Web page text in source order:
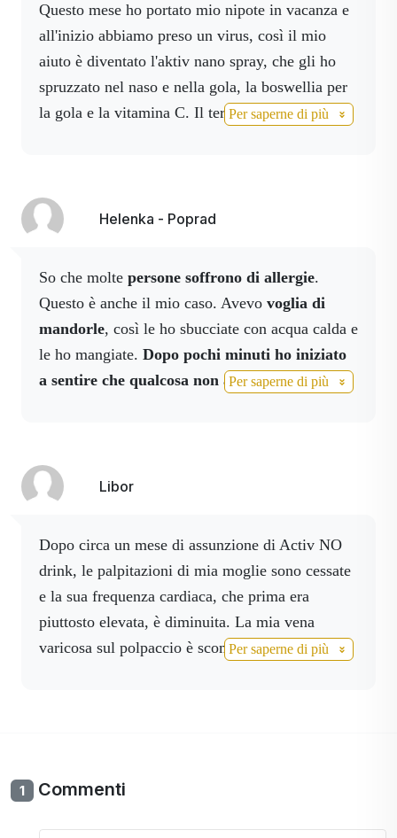
Questo mese ho portato mio nipote in vacanza e
all'inizio abbiamo preso un virus, così il mio
aiuto è diventato l'aktiv nano spray, che gli ho
spruzzato nel naso e nella gola, la boswellia per
la gola e la vitamina C. Il terzo giorno il mio
bastasse, il nostro piccolo si è rotto la testa e la
il nano spray che ha fermato subito il sangue.
Ecco perché la mia risposta è semplice: ho avuto
subito a disposizione degli aiutanti da quella
commissione posteriore e delle persone
fantastiche intorno a me. Grazie.
Per saperne di più
Helenka - Poprad
So che molte persone soffrono di allergie.
Questo è anche il mio caso. Avevo voglia di
mandorle, così le ho sbucciate con acqua calda e
le ho mangiate. Dopo pochi minuti ho iniziato
a sentire che qualcosa non andava. Le
era sabato sera.
Vi ringrazio per questi prodotti e li
Per saperne di più
Libor
Dopo circa un mese di assunzione di Activ NO
drink, le palpitazioni di mia moglie sono cessate
e la sua frequenza cardiaca, che prima era
piuttosto elevata, è diminuita. La mia vena
varicosa sul polpaccio è scomparsa dopo aver
Per saperne di più
1 Commenti